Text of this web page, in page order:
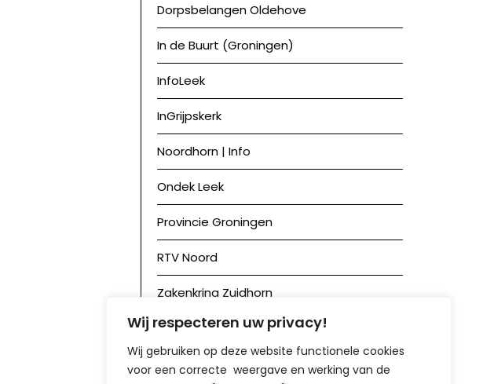
Wij respecteren uw privacy!
Wij gebruiken op deze website functionele cookies
voor een correcte weergave en werking van de
Dorpsbelangen Oldehove
In de Buurt (Groningen)
InfoLeek
InGrijpskerk
Noordhorn | Info
Ondek Leek
Provincie Groningen
RTV Noord
Zakenkring Zuidhorn
Zuidhorn in Beeld
Achief